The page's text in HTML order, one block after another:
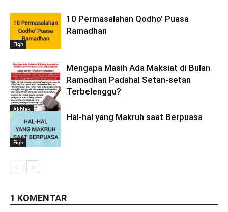
Fiqh
10 Permasalahan Qodho’ Puasa
Ramadhan
Akhlak
Mengapa Masih Ada Maksiat di Bulan
Ramadhan Padahal Setan-setan
Terbelenggu?
Fiqh
Hal-hal yang Makruh saat Berpuasa
1 KOMENTAR